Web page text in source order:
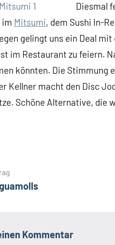
Diesmal
im Mitsumi, dem Sushi In-
gelingt uns ein Deal
im Restaurant zu feiern.
könnten. Die Stimmung
Kellner macht den Disc
Schöne Alternative,
Kommentar